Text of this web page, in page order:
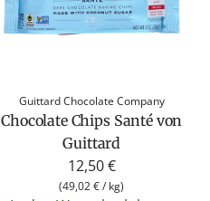
Guittard Chocolate Company
Chocolate Chips Santé von
Guittard
12,50 €
(49,02 €/ kg)